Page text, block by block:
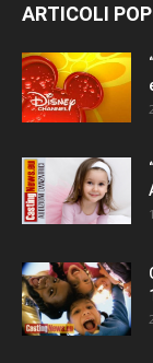
ARTICOLI